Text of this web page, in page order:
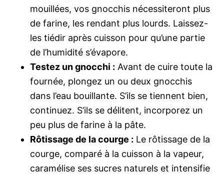
mouillées, vos gnocchis nécessiteront plus
de farine, les rendant plus lourds. Laissez-
les tiédir après cuisson pour qu’une partie
de l’humidité s’évapore.
Testez un gnocchi : Avant de cuire toute la
fournée, plongez un ou deux gnocchis
dans l’eau bouillante. S’ils se tiennent bien,
continuez. S’ils se délitent, incorporez un
peu plus de farine à la pâte.
Rôtissage de la courge : Le rôtissage de la
courge, comparé à la cuisson à la vapeur,
caramélise ses sucres naturels et intensifie